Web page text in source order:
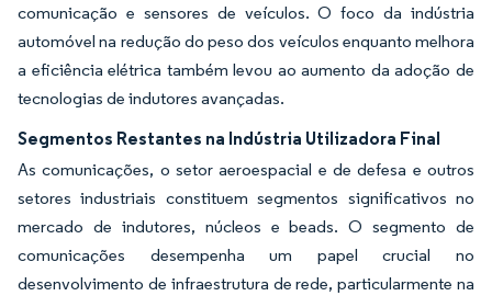
comunicação e sensores de veículos. O foco da indústria
automóvel na redução do peso dos veículos enquanto melhora
a eficiência elétrica também levou ao aumento da adoção de
tecnologias de indutores avançadas.
Segmentos Restantes na Indústria Utilizadora Final
As comunicações, o setor aeroespacial e de defesa e outros
setores industriais constituem segmentos significativos no
mercado de indutores, núcleos e beads. O segmento de
comunicações desempenha um papel crucial no
desenvolvimento de infraestrutura de rede, particularmente na